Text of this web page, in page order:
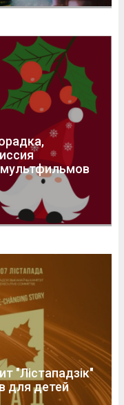
мультфильмов
"Лістападзік"
для детей